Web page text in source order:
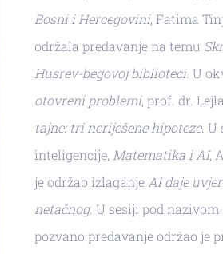
Bosni i Hercegovini, Fatima
održala predavanje na temu
Husrev-begovoj biblioteci. U
otovreni problemi, prof. dr.
tajne: tri neriješene hipoteze. U
inteligencije, Matematika i AI,
je održao izlaganjeAI daje
netačnog. U sesiji pod nazivom
pozvano predavanje održao je